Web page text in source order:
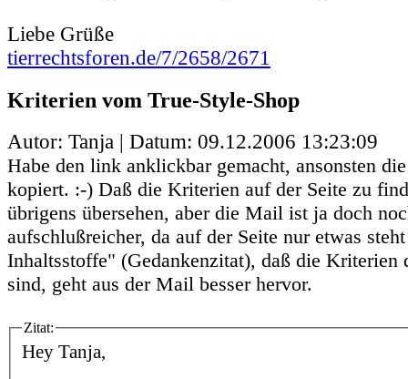
Liebe Grüße
tierrechtsforen.de/7/2658/2671
Kriterien vom True-Style-Shop
Autor: Tanja | Datum: 09.12.2006 13:23:09
Habe den link anklickbar gemacht, ansonsten
kopiert. :-) Daß die Kriterien auf der Seite zu
übrigens übersehen, aber die Mail ist ja doch
aufschlußreicher, da auf der Seite nur etwas
Inhaltsstoffe" (Gedankenzitat), daß die Kriterien
sind, geht aus der Mail besser hervor.
Zitat:
Hey Tanja,